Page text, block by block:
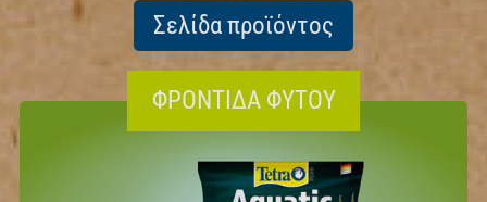
Σελίδα προϊόντος
ΦΡΟΝΤΊΔΑ ΦΥΤΟΎ